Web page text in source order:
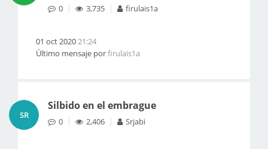
0 3,735 firulais1a
01 oct 202021:24
Último mensaje porfirulais1a
SR
Silbido en el embrague
0 2,406 Srjabi